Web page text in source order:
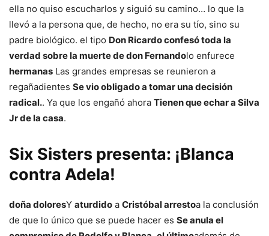
ella no quiso escucharlos y siguió su camino… lo que la
llevó a la persona que, de hecho, no era su tío, sino su
padre biológico. el tipo Don Ricardo confesó toda la
verdad sobre la muerte de don Fernandolo enfurece
hermanas Las grandes empresas se reunieron a
regañadientes Se vio obligado a tomar una decisión
radical.. Ya que los engañó ahora Tienen que echar a Silva
Jr de la casa.
Six Sisters presenta: ¡Blanca
contra Adela!
doña doloresY aturdido a Cristóbal arrestoa la conclusión
de que lo único que se puede hacer es Se anula el